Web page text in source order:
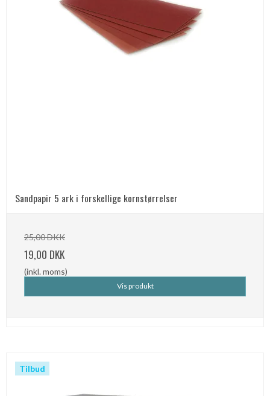
Sandpapir 5 ark i forskellige kornstørrelser
25,00 DKK
19,00 DKK
(inkl. moms)
Vis produkt
Tilbud